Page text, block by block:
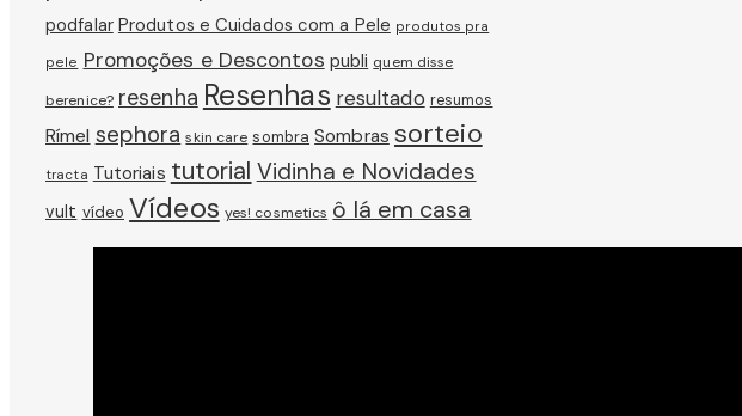
podfalar Produtos e Cuidados com a Pele produtos pra
pele Promoções e Descontos publi quem disse
berenice? resenha Resenhas resultado resumos
Rímel sephora skin care sombra Sombras sorteio
tracta Tutoriais tutorial Vidinha e Novidades
vult vídeo Vídeos yes! cosmetics ô lá em casa